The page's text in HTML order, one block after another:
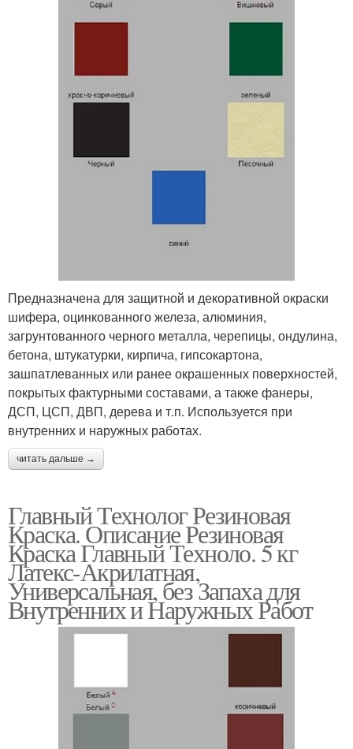
Предназначена для защитной и декоративной окраски
шифера, оцинкованного железа, алюминия,
загрунтованного черного металла, черепицы, ондулина,
бетона, штукатурки, кирпича, гипсокартона,
зашпатлеванных или ранее окрашенных поверхностей,
покрытых фактурными составами, а также фанеры,
ДСП, ЦСП, ДВП, дерева и т.п. Используется при
внутренних и наружных работах.
читать дальше →
Главный Технолог Резиновая
Краска. Описание Резиновая
Краска Главный Техноло. 5 кг
Латекс-Акрилатная,
Универсальная, без Запаха для
Внутренних и Наружных Работ